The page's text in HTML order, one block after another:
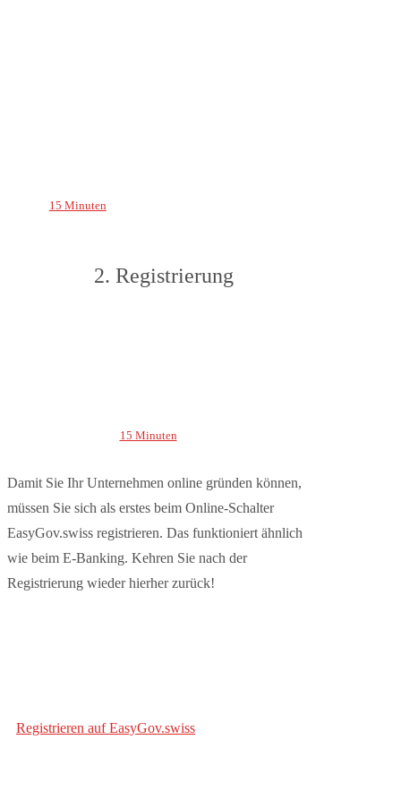
15 Minuten
2. Registrierung
15 Minuten
Damit Sie Ihr Unternehmen online gründen können,
müssen Sie sich als erstes beim Online-Schalter
EasyGov.swiss registrieren. Das funktioniert ähnlich
wie beim E-Banking. Kehren Sie nach der
Registrierung wieder hierher zurück!
Registrieren auf EasyGov.swiss